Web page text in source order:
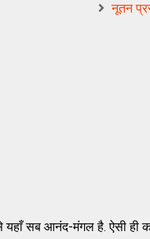
नूतन
सब आनंद-मंगल है. ऐसी ही